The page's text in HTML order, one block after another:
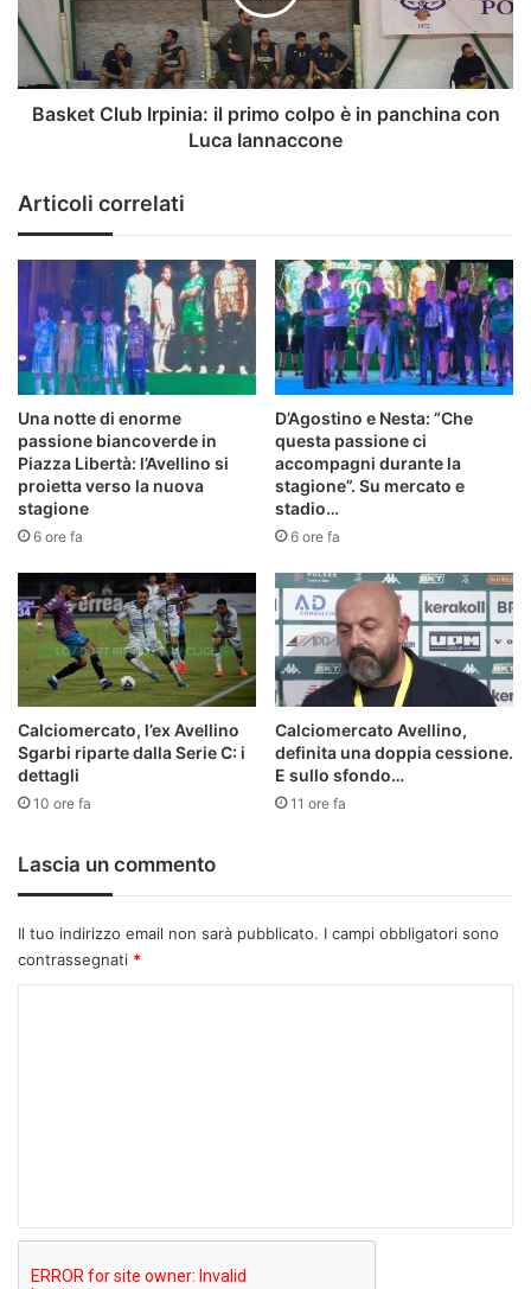
colpo
è
panchina
conBasket Club Irpinia: il primo colpo è in panchina con
Luca Iannaccone
Articoli correlati
Una notte di enorme
passione biancoverde in
Piazza Libertà: l’Avellino si
proietta verso la nuova
stagione
6 ore fa
D’Agostino e Nesta: “Che
questa passione ci
accompagni durante la
stagione”. Su mercato e
stadio…
6 ore fa
Calciomercato, l’ex Avellino
Sgarbi riparte dalla Serie C: i
dettagli
10 ore fa
Calciomercato Avellino,
definita una doppia cessione.
E sullo sfondo…
11 ore fa
Lascia un commento
Il tuo indirizzo email non sarà pubblicato. I campi obbligatori sono
contrassegnati *